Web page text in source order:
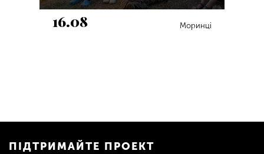
16.08 Моринці
ПІДТРИМАЙТЕ ПРОЕКТ